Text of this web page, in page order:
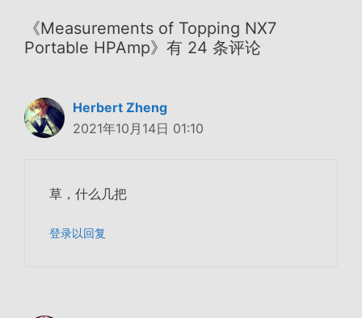
《Measurements of Topping NX7
Portable HPAmp》有 24 条评论
Herbert Zheng
2021年10月14日 01:10
草，什么几把
登录以回复